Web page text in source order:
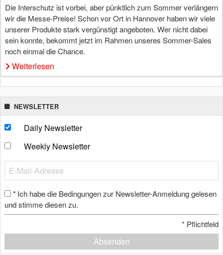
Die Interschutz ist vorbei, aber pünktlich zum Sommer verlängern
wir die Messe-Preise! Schon vor Ort in Hannover haben wir viele
unserer Produkte stark vergünstigt angeboten. Wer nicht dabei
sein konnte, bekommt jetzt im Rahmen unseres Sommer-Sales
noch einmal die Chance.
Weiterlesen
NEWSLETTER
Daily Newsletter
Weekly Newsletter
* Ich habe die Bedingungen zur Newsletter-Anmeldung gelesen
und stimme diesen zu.
* Pflichtfeld
Absenden